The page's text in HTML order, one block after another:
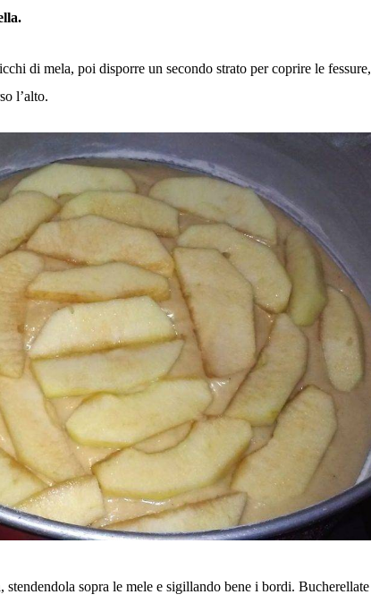
.
di mela, poi disporre un secondo strato per coprire le fessure,
l’alto.
sopra le mele e sigillando bene i bordi. Bucherellate